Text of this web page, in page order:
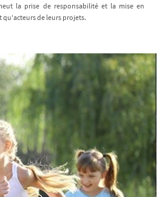
la prise de responsabilité et la mise en
de leurs projets.